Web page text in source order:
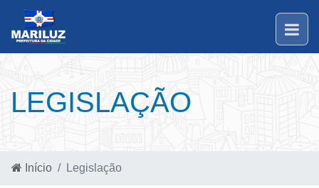
LEGISLAÇÃO
Início Legislação